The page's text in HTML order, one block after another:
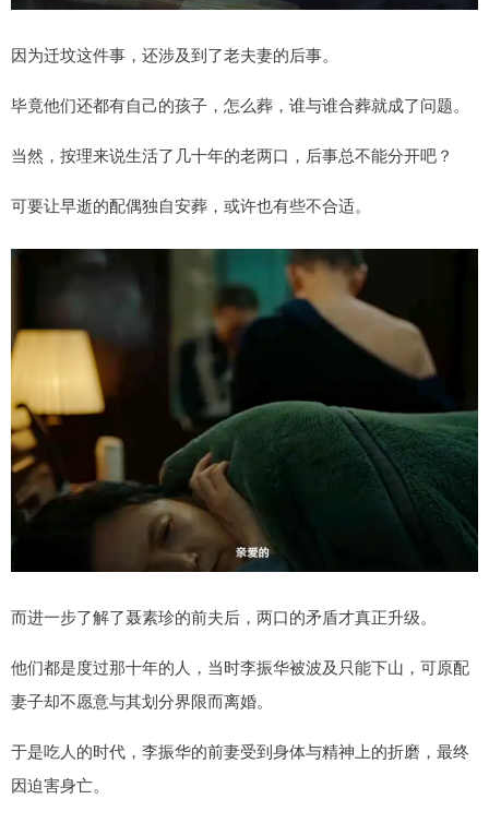
因为迁坟这件事，还涉及到了老夫妻的后事。
毕竟他们还都有自己的孩子，怎么葬，谁与谁合葬就成了问题。
当然，按理来说生活了几十年的老两口，后事总不能分开吧？
可要让早逝的配偶独自安葬，或许也有些不合适。
而进一步了解了聂素珍的前夫后，两口的矛盾才真正升级。
他们都是度过那十年的人，当时李振华被波及只能下山，可原配
妻子却不愿意与其划分界限而离婚。
于是吃人的时代，李振华的前妻受到身体与精神上的折磨，最终
因迫害身亡。